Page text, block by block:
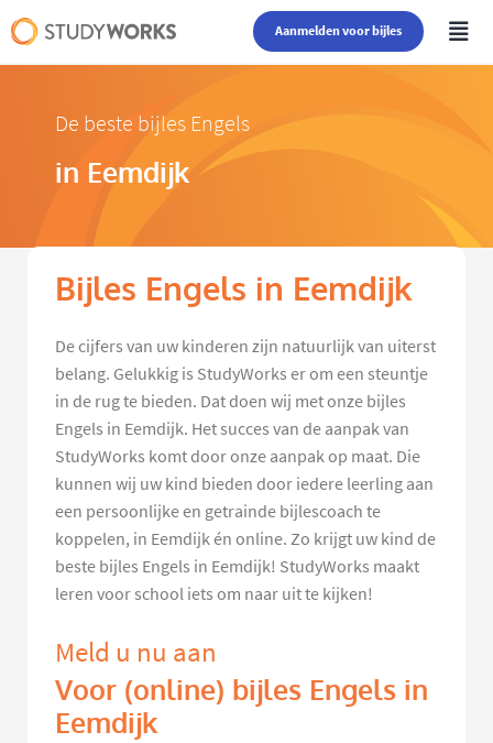
Aanmelden voor bijles
De beste bijles Engels
in Eemdijk
Bijles Engels in Eemdijk
De cijfers van uw kinderen zijn natuurlijk van uiterst
belang. Gelukkig is StudyWorks er om een steuntje
in de rug te bieden. Dat doen wij met onze bijles
Engels in Eemdijk. Het succes van de aanpak van
StudyWorks komt door onze aanpak op maat. Die
kunnen wij uw kind bieden door iedere leerling aan
een persoonlijke en getrainde bijlescoach te
koppelen, in Eemdijk én online. Zo krijgt uw kind de
beste bijles Engels in Eemdijk! StudyWorks maakt
leren voor school iets om naar uit te kijken!
Meld u nu aan
Voor (online) bijles Engels in
Eemdijk